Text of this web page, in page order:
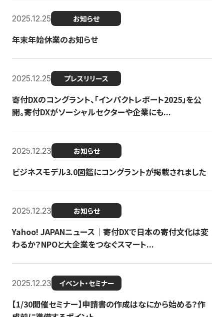
2025.12.25 お知らせ
年末年始休業のお知らせ
2025.12.25 プレスリリース
寄付DXのコングラント、「インパクトレポート2025」を公
開。寄付DXがソーシャルセクターや企業にも...
2025.12.23 お知らせ
ビジネスモデル3.0図鑑にコングラントが掲載されました
2025.12.23 お知らせ
Yahoo! JAPANニュース｜寄付DXで日本の寄付文化は変
わるか？NPOと大企業をつなぐスマート...
2025.12.23 イベント・セミナー
【1/30開催セミナー】申請書の作成はなにから始める？作